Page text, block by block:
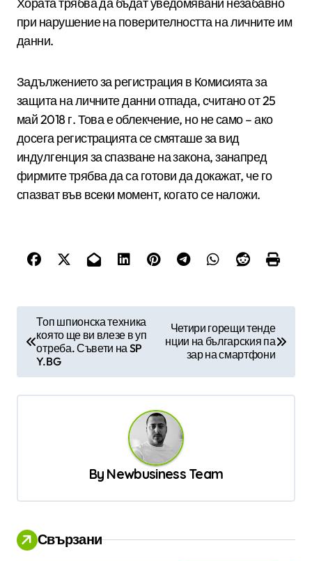
при нарушение на поверителността на личните им
данни.
Задължението за регистрация в Комисията за
защита на личните данни отпада, считано от 25
май 2018 г. Това е облекчение, но не само – ако
досега регистрацията се смяташе за вид
индулгенция за спазване на закона, занапред
фирмите трябва да са готови да докажат, че го
спазват във всеки момент, когато се наложи.
я
Топ шпионска техника
която ще ви влезе в уп
отреба. Съвети на SP
Y.BG
Четири горещи тенде
нции на българския па
зар на смартфони
By Newbusiness Team
Свързани